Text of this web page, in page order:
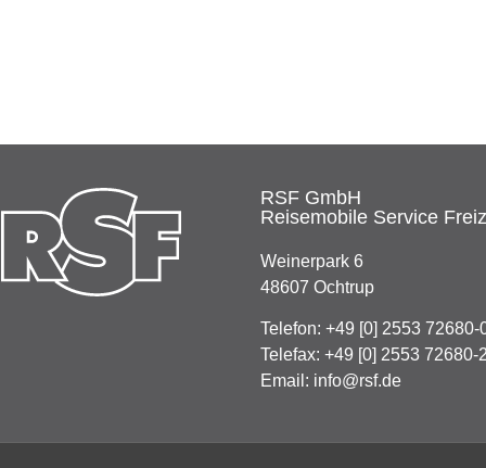
RSF GmbH
Reisemobile Service
Weinerpark 6
48607 Ochtrup
Telefon: +49 [0] 2553 72680-
Telefax: +49 [0] 2553 72680-
Email: info@rsf.de